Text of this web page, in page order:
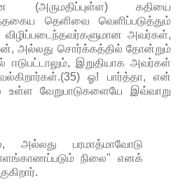
(அருமதிப்புள்ள) கதியை
தெளிவை வெளிப்படுத்தும்
அவர்கள்,
அல்லது சொர்க்கத்தில் தோன்றும்
ஈடுபட்டாலும், இறுதியாக அவர்கள்
ஓ! பார்த்தா, என்
உள்ள வேறுபாடுகளையே இவ்வாறு
அல்லது பரமாத்மாவோடு
நிலை" எனக்